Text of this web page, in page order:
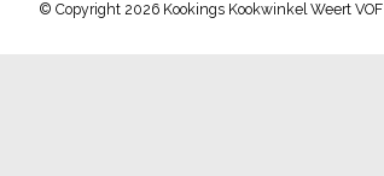
© Copyright 2026 Kookings Kookwinkel Weert VOF